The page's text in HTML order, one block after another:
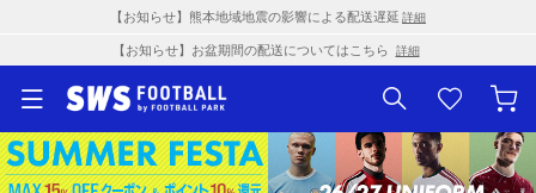
【お知らせ】熊本地域地震の影響による配送遅延 詳細
【お知らせ】お盆期間の配送についてはこちら 詳細